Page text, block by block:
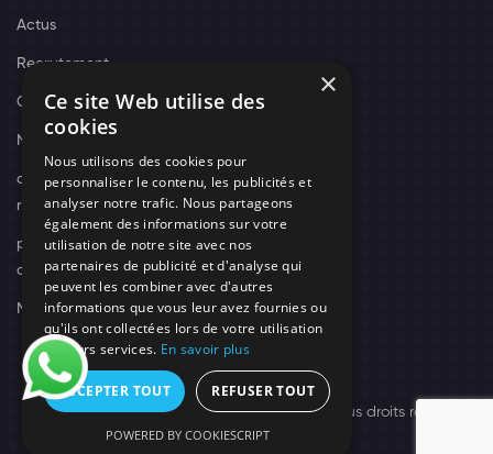
Actus
Recrutement
Contact
Nos techniciens
campagne-
recrutement
politique de
confidentialité
Mentions légales
© 2026 Need's Protect Création You'Nivers. Tous droits réservés
×
Ce site Web utilise des
cookies
Nous utilisons des cookies pour
personnaliser le contenu, les publicités et
analyser notre trafic. Nous partageons
également des informations sur votre
utilisation de notre site avec nos
partenaires de publicité et d'analyse qui
peuvent les combiner avec d'autres
informations que vous leur avez fournies ou
qu'ils ont collectées lors de votre utilisation
de leurs services. En savoir plus
ACCEPTER TOUT REFUSER TOUT
POWERED BY COOKIESCRIPT